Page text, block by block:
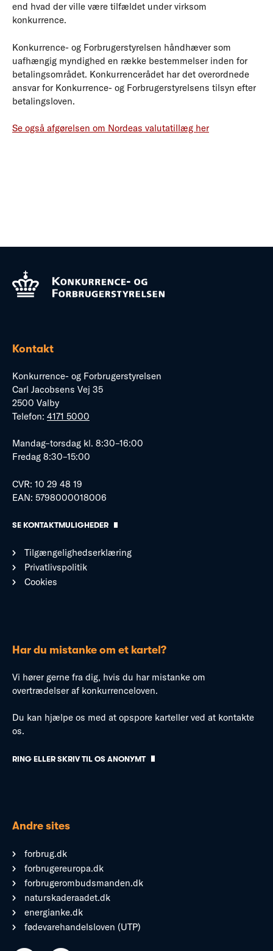
end hvad der ville være tilfældet under virksom
konkurrence.
Konkurrence- og Forbrugerstyrelsen håndhæver som
uafhængig myndighed en række bestemmelser inden for
betalingsområdet. Konkurrencerådet har det overordnede
ansvar for Konkurrence- og Forbrugerstyrelsens tilsyn efter
betalingsloven.
Se også afgørelsen om Nordeas valutatillæg her
Kontakt
Konkurrence- og Forbrugerstyrelsen
Carl Jacobsens Vej 35
2500 Valby
Telefon: 4171 5000
Mandag–torsdag kl. 8:30–16:00
Fredag 8:30–15:00
CVR: 10 29 48 19
EAN: 5798000018006
SE KONTAKTMULIGHEDER
Tilgængelighedserklæring
Privatlivspolitik
Cookies
Har du mistanke om et kartel?
Vi hører gerne fra dig, hvis du har mistanke om
overtrædelser af konkurrenceloven.
Du kan hjælpe os med at opspore karteller ved at kontakte
os.
RING ELLER SKRIV TIL OS ANONYMT
Andre sites
forbrug.dk
forbrugereuropa.dk
forbrugerombudsmanden.dk
naturskaderaadet.dk
energianke.dk
fødevarehandelsloven (UTP)